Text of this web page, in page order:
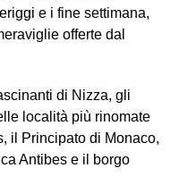
e i fine settimana,
offerte dal
di Nizza, gli
località più rinomate
il Principato di Monaco,
Antibes e il borgo